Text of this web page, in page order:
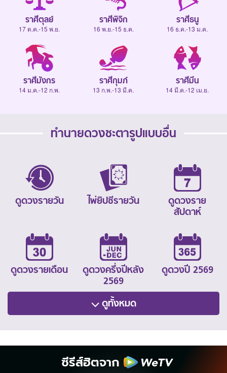
ราศีตุลย์
17 ต.ค.-15 พ.ย.
ราศีพิจิก
16 พ.ย.-15 ธ.ค.
ราศีธนู
16 ธ.ค.-13 ม.ค.
ราศีมังกร
14 ม.ค.-12 ก.พ.
ราศีกุมภ์
13 ก.พ.-13 มี.ค.
ราศีมีน
14 มี.ค.-12 เม.ย.
ทำนายดวงชะตารูปแบบอื่น
ดูดวงรายวัน ไพ่ยิปซีรายวัน
ดูดวงราย
สัปดาห์
ดูดวงรายเดือน
ดูดวงครึ่งปีหลัง
2569
ดูดวงปี 2569
ดูทั้งหมด
ซีรีส์ฮิตจาก